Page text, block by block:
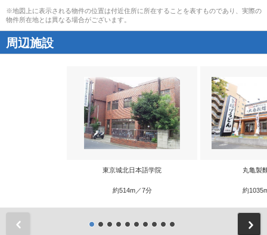
※地図上に表示される物件の位置は付近住所に所在することを表すものであり、実際の
物件所在地とは異なる場合がございます。
周辺施設
東京城北日本語学院
約514m／7分
丸亀製
約